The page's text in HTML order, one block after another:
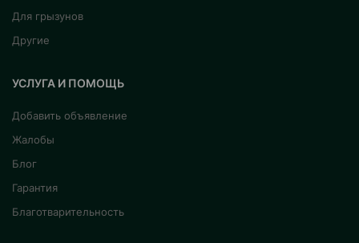
Для грызунов
Другие
УСЛУГА И ПОМОЩЬ
Добавить объявление
Жалобы
Блог
Гарантия
Благотварительность